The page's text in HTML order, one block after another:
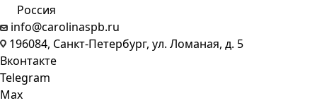
Россия
info@carolinaspb.ru
196084, Санкт-Петербург, ул. Ломаная, д. 5
Вконтакте
Telegram
Max